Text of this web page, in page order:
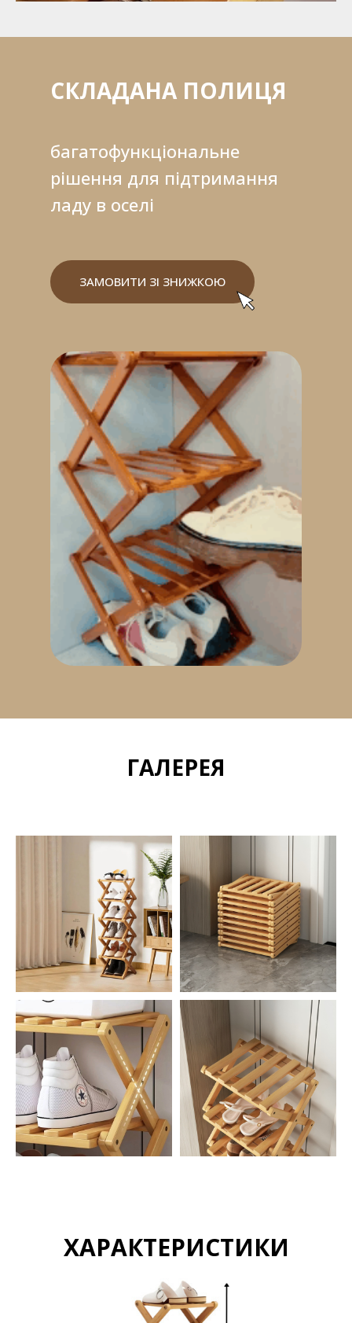
СКЛАДАНА ПОЛИЦЯ
багатофункціональне
рішення для підтримання
ладу в оселі
ЗАМОВИТИ ЗІ ЗНИЖКОЮ
ГАЛЕРЕЯ
ХАРАКТЕРИСТИКИ